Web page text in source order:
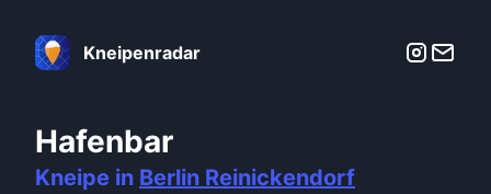
Kneipenradar
Hafenbar
Kneipe in Berlin Reinickendorf